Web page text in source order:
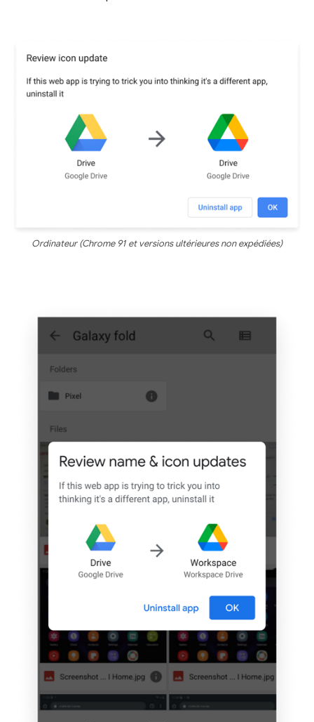
Ordinateur (Chrome 91 et versions ultérieures non expédiées)